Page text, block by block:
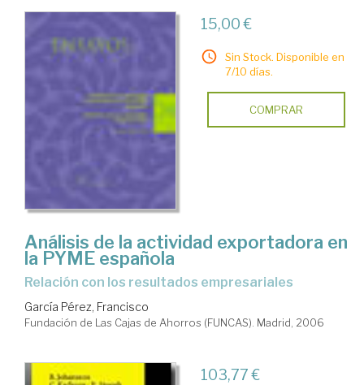
15,00 €
Sin Stock. Disponible en
7/10 días.
COMPRAR
Análisis de la actividad exportadora en
la PYME española
relación con los resultados empresariales
García Pérez, Francisco
Fundación de Las Cajas de Ahorros (FUNCAS). Madrid, 2006
103,77 €